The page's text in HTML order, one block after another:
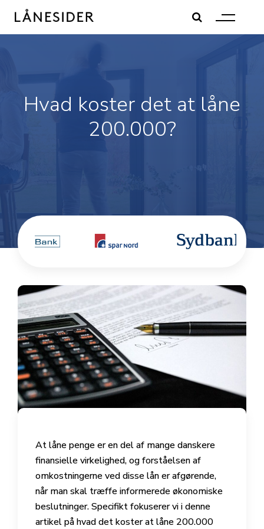
content
Hvad koster det at låne
200.000?
At låne penge er en del af mange danskere
finansielle virkelighed, og forståelsen af
omkostningerne ved disse lån er afgørende,
når man skal træffe informerede økonomiske
beslutninger. Specifikt fokuserer vi i denne
artikel på hvad det koster at låne 200.000